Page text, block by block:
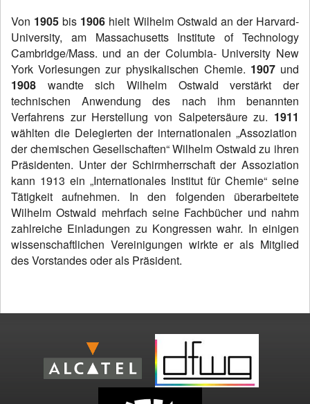
Von 1905bis 1906 hielt Wilhelm Ostwald an der Harvard-
University, am Massachusetts Institute of Technology
Cambridge/Mass. und an der Columbia- University New
York Vorlesungen zur physikalischen Chemie. 1907 und
1908 wandte sich Wilhelm Ostwald verstärkt der
technischen Anwendung des nach ihm benannten
Verfahrens zur Herstellung von Salpetersäure zu. 1911
wählten die Delegierten der internationalen „Assoziation
der chemischen Gesellschaften“ Wilhelm Ostwald zu ihren
Präsidenten. Unter der Schirmherrschaft der Assoziation
kann 1913 ein „Internationales Institut für Chemie“ seine
Tätigkeit aufnehmen. In den folgenden überarbeitete
Wilhelm Ostwald mehrfach seine Fachbücher und nahm
zahlreiche Einladungen zu Kongressen wahr. In einigen
wissenschaftlichen Vereinigungen wirkte er als Mitglied
des Vorstandes oder als Präsident.